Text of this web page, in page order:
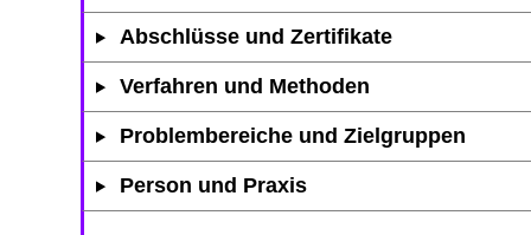
Abschlüsse und Zertifikate
Verfahren und Methoden
Problembereiche und Zielgruppen
Person und Praxis